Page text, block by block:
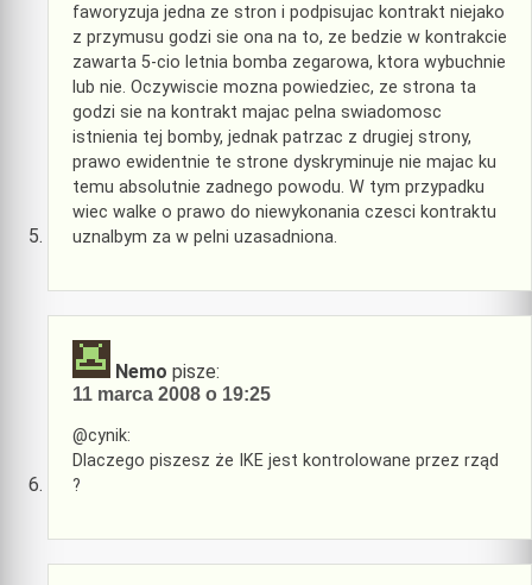
faworyzuja jedna ze stron i podpisujac kontrakt niejako
z przymusu godzi sie ona na to, ze bedzie w kontrakcie
zawarta 5-cio letnia bomba zegarowa, ktora wybuchnie
lub nie. Oczywiscie mozna powiedziec, ze strona ta
godzi sie na kontrakt majac pelna swiadomosc
istnienia tej bomby, jednak patrzac z drugiej strony,
prawo ewidentnie te strone dyskryminuje nie majac ku
temu absolutnie zadnego powodu. W tym przypadku
wiec walke o prawo do niewykonania czesci kontraktu
uznalbym za w pelni uzasadniona.
Nemo pisze:
11 marca 2008 o 19:25
@cynik:
Dlaczego piszesz że IKE jest kontrolowane przez rząd
?